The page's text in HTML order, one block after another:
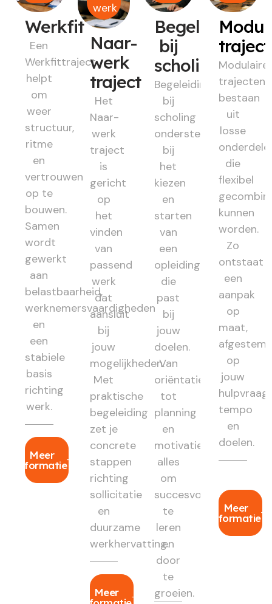
Werkfit
Een
Werkfittraject
helpt
om
weer
structuur,
ritme
en
vertrouwen
op te
bouwen.
Samen
wordt
gewerkt
aan
belastbaarheid,
werknemersvaardigheden
en
een
stabiele
basis
richting
werk.
Meer
informatie
werk
Naar-
werk
traject
Het
Naar-
werk
traject
is
gericht
op
het
vinden
van
passend
werk
dat
aansluit
bij
jouw
mogelijkheden.
Met
praktische
begeleiding
zet je
concrete
stappen
richting
sollicitatie
en
duurzame
werkhervatting.
Meer
Begeleiding
bij
scholing
Begeleiding
bij
scholing
ondersteunt
bij
het
kiezen
en
starten
van
een
opleiding
die
past
bij
jouw
doelen.
Van
oriëntatie
tot
planning
en
motivatie:
alles
om
succesvol
te
leren
en
door
te
groeien.
Modulaire
trajecten
bestaan
uit
losse
die
flexibel
kunnen
worden.
Zo
ontstaat
een
aanpak
op
maat,
op
jouw
hulpvraag,
tempo
en
doelen.
Meer
informatie